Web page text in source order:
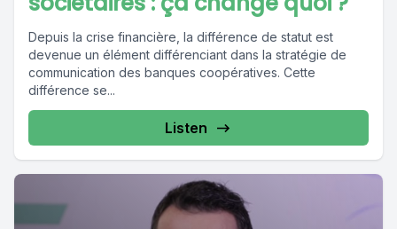
Depuis la crise financière, la différence de statut est
devenue un élément différenciant dans la stratégie de
communication des banques coopératives. Cette
différence se...
Listen